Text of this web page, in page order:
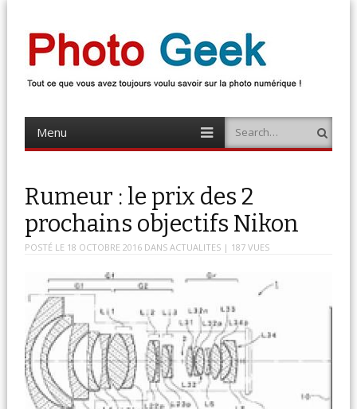
Photo Geek
Menu
content
Search
Rumeur : le prix des 2
prochains objectifs Nikon
POSTÉ LE 18 OCTOBRE 2016 DANSACTUALITES | 187 VUES